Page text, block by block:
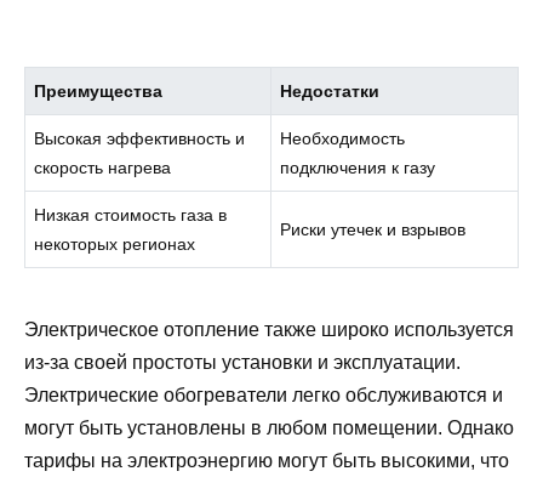
Преимущества Недостатки
Высокая эффективность и
скорость нагрева
Необходимость
подключения к газу
Низкая стоимость газа в
некоторых регионах
Риски утечек и взрывов
Электрическое отопление также широко используется
из-за своей простоты установки и эксплуатации.
Электрические обогреватели легко обслуживаются и
могут быть установлены в любом помещении. Однако
тарифы на электроэнергию могут быть высокими, что